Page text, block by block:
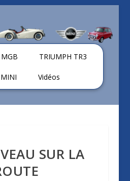
TRIUMPH TR3
Vidéos
SUR LA